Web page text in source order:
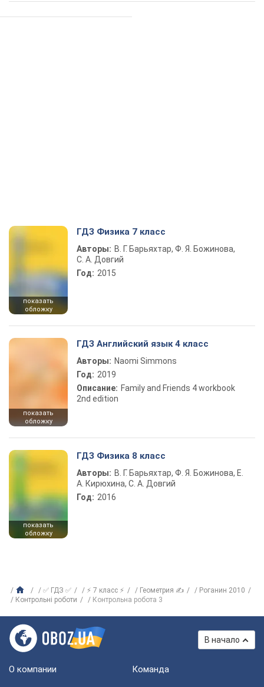
показать
обложку
ГДЗ Физика 7 класс
Авторы: В. Г. Барьяхтар, Ф. Я. Божинова,
С. А. Довгий
Год: 2015
показать
обложку
ГДЗ Английский язык 4 класс
Авторы: Naomi Simmons
Год: 2019
Описание: Family and Friends 4 workbook
2nd edition
показать
обложку
ГДЗ Физика 8 класс
Авторы: В. Г. Барьяхтар, Ф. Я. Божинова, Е.
А. Кирюхина, С. А. Довгий
Год: 2016
✅ ГДЗ ✅ ⚡ 7 класс ⚡ Геометрия ✍
Роганин 2010
Контрольні роботи
Контрольна робота 3
В начало
О компании Команда